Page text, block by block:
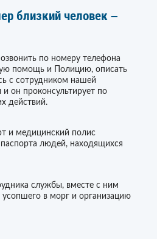
близкий человек –
по номеру телефона
помощь и Полицию, описать
с сотрудником нашей
он проконсультирует по
действий.
и медицинский полис
людей, находящихся
службы, вместе с ним
усопшего в морг и организацию